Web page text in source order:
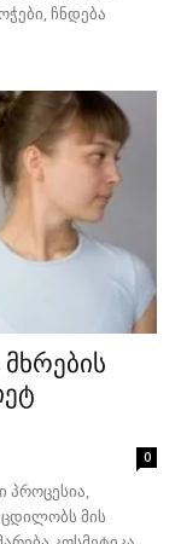
ჩნდება
მხრების
0
პროცესია,
ცდილობს მის